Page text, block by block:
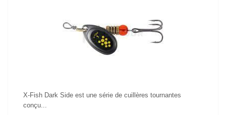
X-Fish Dark Side est une série de cuillères tournantes
conçu...